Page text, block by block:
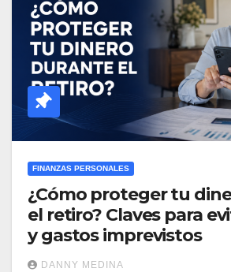
FINANZAS PERSONALES
¿Cómo proteger tu
el retiro? Claves para
y gastos imprevistos
DANNY MEDINA